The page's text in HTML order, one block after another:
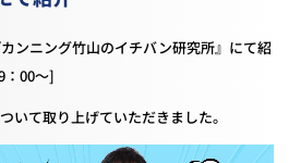
ンニング竹山のイチバン研究所』にて紹
：00～]
いて取り上げていただきました。